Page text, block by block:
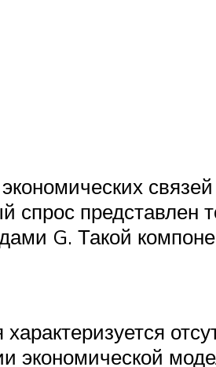
спрос представлен
G. Такой
экономической